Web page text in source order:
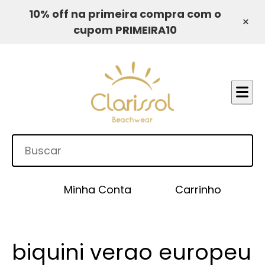
10% off na primeira compra com o
cupom PRIMEIRA10
×
Minha Conta Carrinho
biquini verao europeu